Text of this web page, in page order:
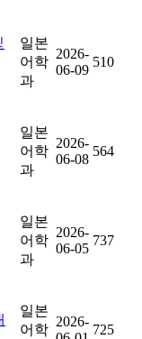
일본
어학
과
2026-
06-09
510
일본
어학
과
2026-
06-08
564
일본
어학
과
2026-
06-05
737
일본
어학
2026-
725